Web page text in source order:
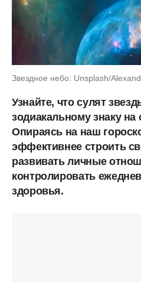
Звездное небо: Unsplash/
Узнайте, что сулят
зодиакальному знаку на
Опираясь на наш
эффективнее строить
развивать личные
контролировать
здоровья.